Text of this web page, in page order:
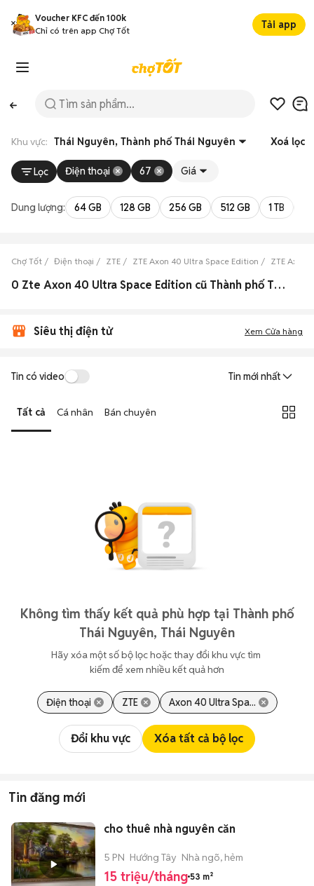
Voucher KFC đến 100k
Chỉ có trên app Chợ Tốt
Tải app
Khu vực: Thái Nguyên, Thành phố Thái Nguyên Xoá lọc
Lọc Điện thoại 67 Giá
Dung lượng: 64 GB 128 GB 256 GB 512 GB 1 TB
Chợ Tốt Điện thoại ZTE ZTE Axon 40 Ultra Space Edition ZTE Axon
0 Zte Axon 40 Ultra Space Edition cũ Thành phố Thái Nguyên, Thái Nguyên đẹp
Siêu thị điện tử Xem Cửa hàng
Tin có video Tin mới nhất
Tất cả Cá nhân Bán chuyên
Không tìm thấy kết quả phù hợp tại Thành phố
Thái Nguyên, Thái Nguyên
Hãy xóa một số bộ lọc hoặc thay đổi khu vực tìm
kiếm để xem nhiều kết quả hơn
Điện thoại ZTE Axon 40 Ultra Spa...
Đổi khu vực Xóa tất cả bộ lọc
Tin đăng mới
cho thuê nhà nguyên căn
5 PN Hướng Tây Nhà ngõ, hẻm
15 triệu/tháng 53 m²